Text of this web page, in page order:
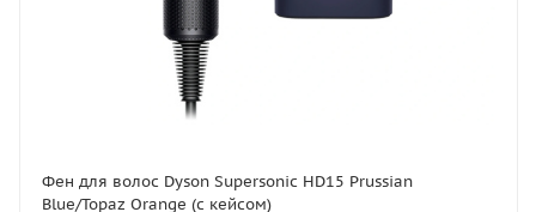
Фен для волос Dyson Supersonic HD15 Prussian
Blue/Topaz Orange (с кейсом)